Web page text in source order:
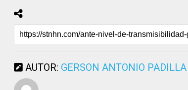
AUTOR: GERSON ANTONIO